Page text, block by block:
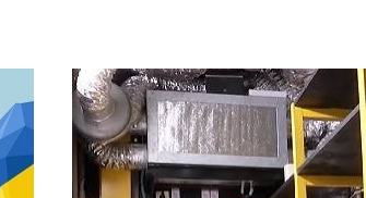
2+2 та на сайті онлайн.